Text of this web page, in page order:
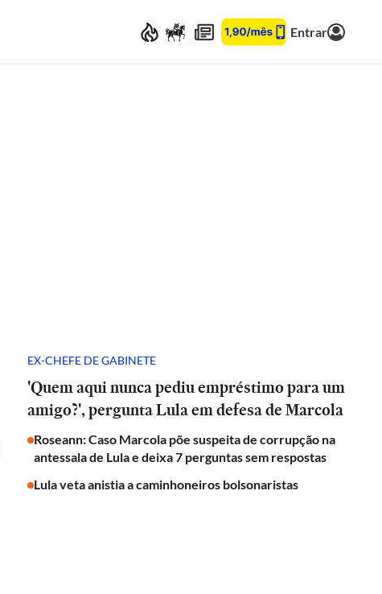
Entrar
EX-CHEFE DE GABINETE
'Quem aqui nunca pediu empréstimo para um
amigo?', pergunta Lula em defesa de Marcola
Roseann: Caso Marcola põe suspeita de corrupção na
antessala de Lula e deixa 7 perguntas sem respostas
Lula veta anistia a caminhoneiros bolsonaristas